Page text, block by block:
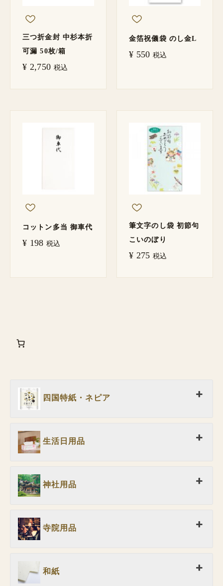
四国特紙・ネピア
生活日用品
神社用品
寺院用品
和紙
三つ折金封 中杉本折
可漏 50枚/箱
¥ 2,750 税込
金箔祝儀袋 のし金L
¥ 550 税込
コットン多当 御車代
¥ 198 税込
筆文字のし袋 初節句
こいのぼり
¥ 275 税込